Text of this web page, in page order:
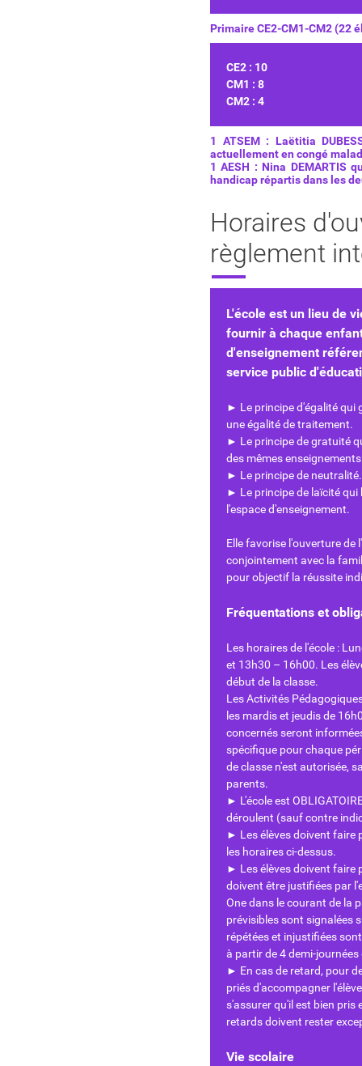
Primaire CE2-CM1-CM2 (22
CE2 : 10
CM1 : 8
CM2 : 4
1 ATSEM : Laëtitia
actuellement en congé
1 AESH : Nina DEMARTIS
handicap répartis dans les
Horaires
règlement
L'école est un lieu de
fournir à chaque
d'enseignement
service public
► Le principe d'égalité qui
une égalité de traitement.
► Le principe de gratuité
des mêmes
► Le principe de neutralité.
► Le principe de laïcité
l'espace d'enseignement.
Elle favorise l'ouverture de
conjointement avec la
pour objectif la réussite
Fréquentations et
Les horaires de l'école :
et 13h30 – 16h00. Les
début de la classe.
Les Activités
les mardis et jeudis de
concernés seront
spécifique pour chaque
de classe n'est autorisée,
parents.
► L'école est
déroulent (sauf contre
► Les élèves doivent faire
les horaires ci-dessus.
► Les élèves doivent faire
doivent être justifiées par
One dans le courant de la
prévisibles sont signalées
répétées et injustifiées
à partir de 4 demi-journées
► En cas de retard, pour
priés d'accompagner
s'assurer qu'il est bien pris
retards doivent rester
Vie scolaire